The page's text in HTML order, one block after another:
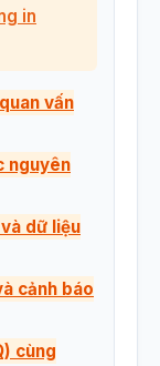
in
vấn
nguyên
dữ liệu
cảnh báo
cùng